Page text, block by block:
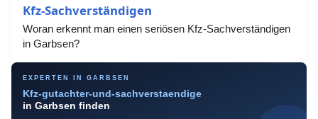
Kfz-Sachverständigen
Woran erkennt man einen seriösen Kfz-Sachverständigen
in Garbsen?
EXPERTEN IN GARBSEN
Kfz-gutachter-und-sachverstaendige
in Garbsen finden